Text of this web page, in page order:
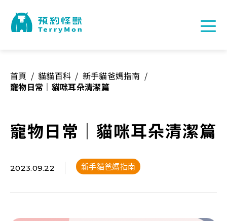
首頁 / 貓貓百科 / 新手貓爸媽指南 /
寵物日常｜貓咪耳朵清潔篇
寵物日常｜貓咪耳朵清潔篇
2023.09.22 新手貓爸媽指南